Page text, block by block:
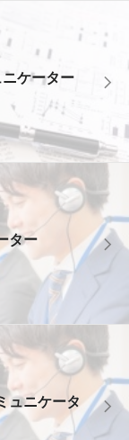
ニケーター
ター
ュニケータ